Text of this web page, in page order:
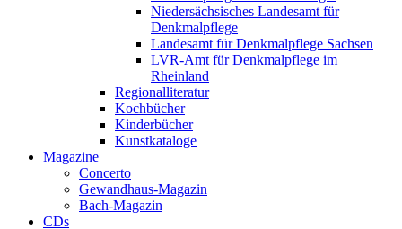
Niedersächsisches Landesamt für
Denkmalpflege
Landesamt für Denkmalpflege Sachsen
LVR-Amt für Denkmalpflege im
Rheinland
Regionalliteratur
Kochbücher
Kinderbücher
Kunstkataloge
Magazine
Concerto
Gewandhaus-Magazin
Bach-Magazin
CDs